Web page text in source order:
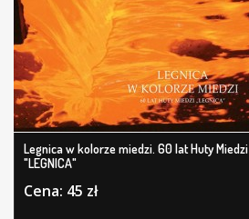
Legnica w kolorze miedzi. 60 lat Huty Miedzi
"LEGNICA"
Cena: 45 zł